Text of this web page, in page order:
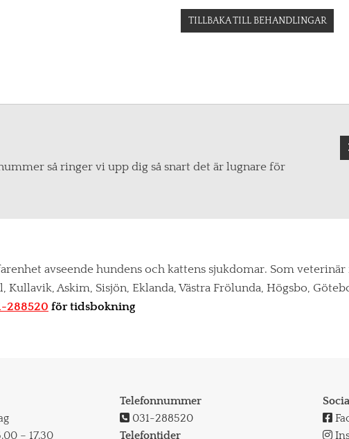
TILLBAKA TILL BEHANDLINGAR
så ringer vi upp dig så snart det är lugnare för
avseende hundens och kattens sjukdomar. Som
Kullavik, Askim, Sisjön, Eklanda, Västra Frölunda, Högsbo,
288520 för tidsbokning
– 17.30
Telefonnummer
 031-288520
Telefontider

